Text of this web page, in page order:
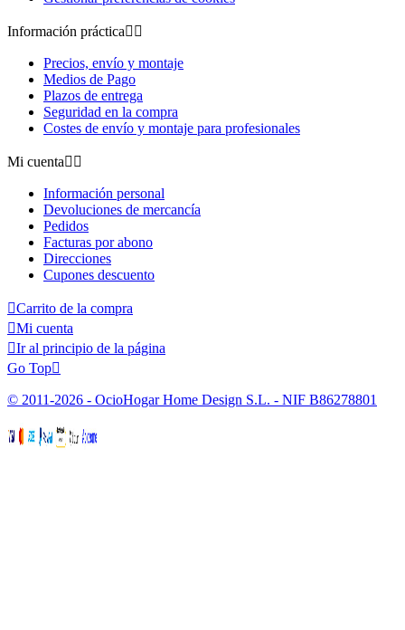
Información práctica 
Precios, envío y montaje
Medios de Pago
Plazos de entrega
Seguridad en la compra
Costes de envío y montaje para profesionales
Mi cuenta 
Información personal
Devoluciones de mercancía
Pedidos
Facturas por abono
Direcciones
Cupones descuento
Carrito de la compra
Mi cuenta
Ir al principio de la página
Go Top
© 2011-2026 - OcioHogar Home Design S.L. - NIF B86278801